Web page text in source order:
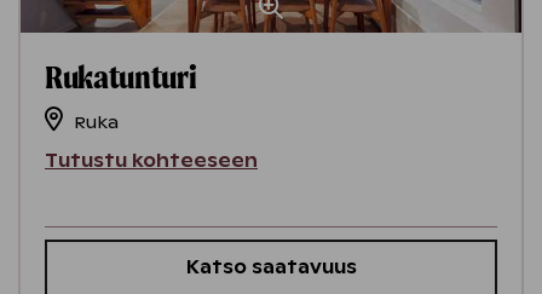
Rukatunturi
Ruka
Tutustu kohteeseen
Katso saatavuus